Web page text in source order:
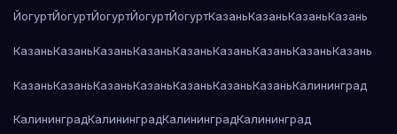
ЙогуртЙогуртЙогуртЙогуртЙогуртКазаньКазаньКазаньКазань
КазаньКазаньКазаньКазаньКазаньКазаньКазаньКазаньКазань
КазаньКазаньКазаньКазаньКазаньКазаньКазаньКалининград
КалининградКалининградКалининградКалининград